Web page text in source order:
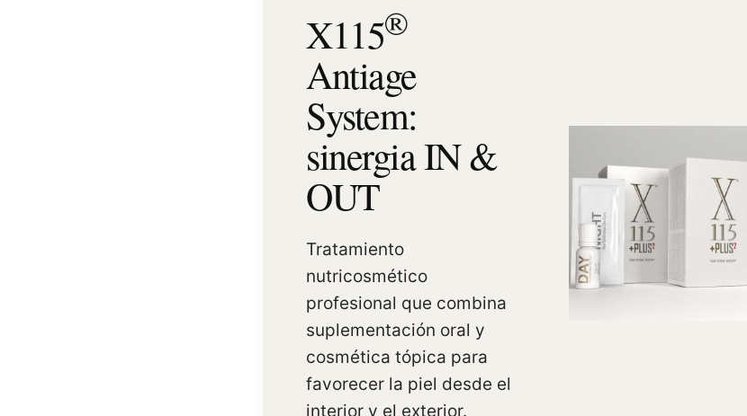
X115®
Antiage
System:
sinergia IN &
OUT
Tratamiento
nutricosmético
profesional que combina
suplementación oral y
cosmética tópica para
favorecer la piel desde el
interior y el exterior.